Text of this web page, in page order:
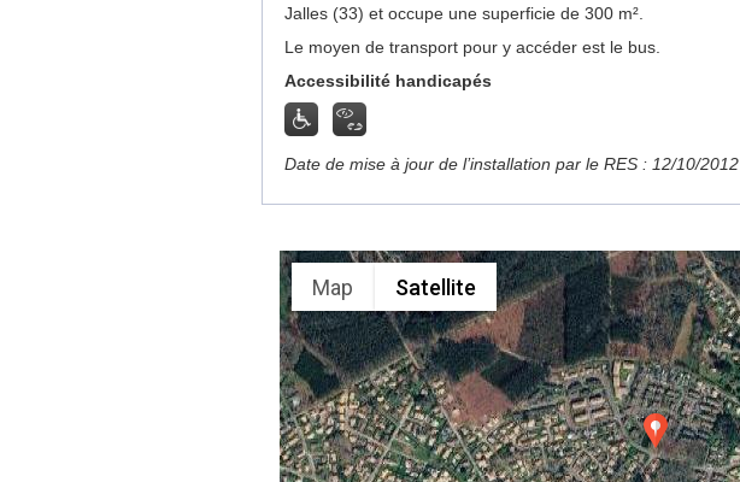
Jalles (33) et occupe une superficie de 300 m².
Le moyen de transport pour y accéder est le bus.
Accessibilité handicapés
Date de mise à jour de l’installation par le RES : 12/10/2012
Map Satellite